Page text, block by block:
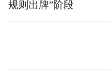
规则出牌”阶段